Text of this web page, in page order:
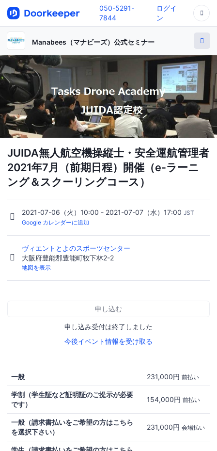
050-5291-
7844
ログイ
ン
Manabees（マナビーズ）公式セミナー
JUIDA無人航空機操縦士・安全運航管理者
2021年7月（前期日程）開催（e-ラーニ
ング＆スクーリングコース）
2021-07-06（火）10:00 - 2021-07-07（水）17:00 JST
Google カレンダーに追加
ヴィエントとよのスポーツセンター
大阪府豊能郡豊能町牧下林2-2
地図を表示
申し込む
申し込み受付は終了しました
今後イベント情報を受け取る
一般 231,000円 前払い
学割（学生証など証明証のご提示が必要
です）
154,000円 前払い
一般（請求書払いをご希望の方はこちら
を選択下さい）
231,000円 会場払い